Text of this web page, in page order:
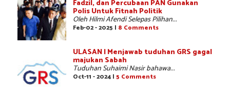
Fadzil, dan Percubaan PAN Gunakan
Polis Untuk Fitnah Politik
Oleh Hilmi Afendi Selepas Pilihan...
Feb-02 - 2025 | 8 Comments
ULASAN | Menjawab tuduhan GRS gagal
majukan Sabah
Tuduhan Suhaimi Nasir bahawa...
Oct-11 - 2024 | 5 Comments